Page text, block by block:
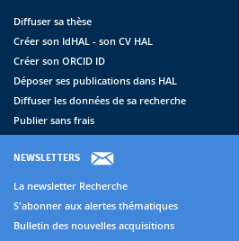
Diffuser sa thèse
Créer son IdHAL - son CV HAL
Créer son ORCID ID
Déposer ses publications dans HAL
Diffuser les données de sa recherche
Publier sans frais
NEWSLETTERS
La newsletter Recherche
S'abonner aux alertes thématiques
Bulletin des nouvelles acquisitions